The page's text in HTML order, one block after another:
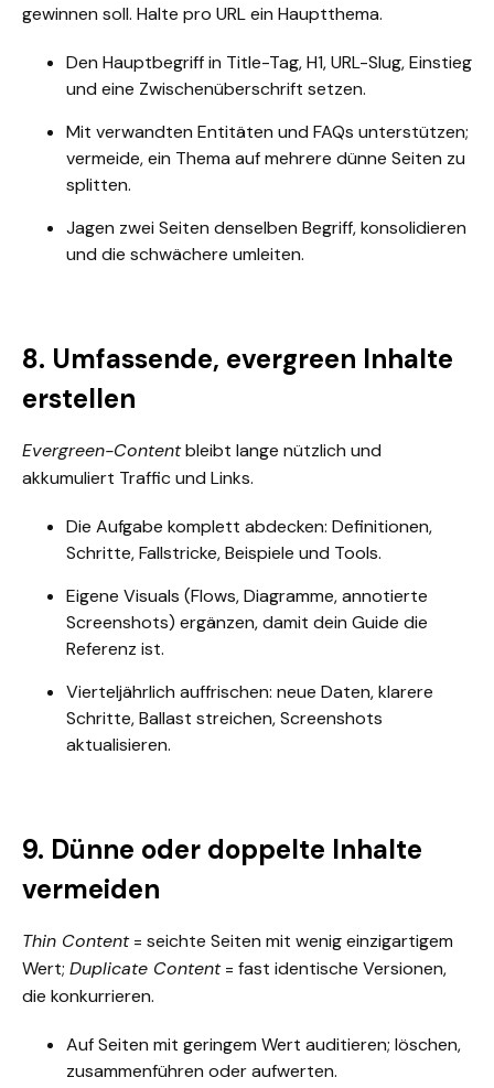
gewinnen soll. Halte pro URL ein Hauptthema.
Den Hauptbegriff in Title-Tag, H1, URL-Slug, Einstieg
und eine Zwischenüberschrift setzen.
Mit verwandten Entitäten und FAQs unterstützen;
vermeide, ein Thema auf mehrere dünne Seiten zu
splitten.
Jagen zwei Seiten denselben Begriff, konsolidieren
und die schwächere umleiten.
8. Umfassende, evergreen Inhalte
erstellen
Evergreen-Contentbleibt lange nützlich und
akkumuliert Traffic und Links.
Die Aufgabe komplett abdecken: Definitionen,
Schritte, Fallstricke, Beispiele und Tools.
Eigene Visuals (Flows, Diagramme, annotierte
Screenshots) ergänzen, damit dein Guide die
Referenz ist.
Vierteljährlich auffrischen: neue Daten, klarere
Schritte, Ballast streichen, Screenshots
aktualisieren.
9. Dünne oder doppelte Inhalte
vermeiden
Thin Content= seichte Seiten mit wenig einzigartigem
Wert; Duplicate Content= fast identische Versionen,
die konkurrieren.
Auf Seiten mit geringem Wert auditieren; löschen,
zusammenführen oder aufwerten.